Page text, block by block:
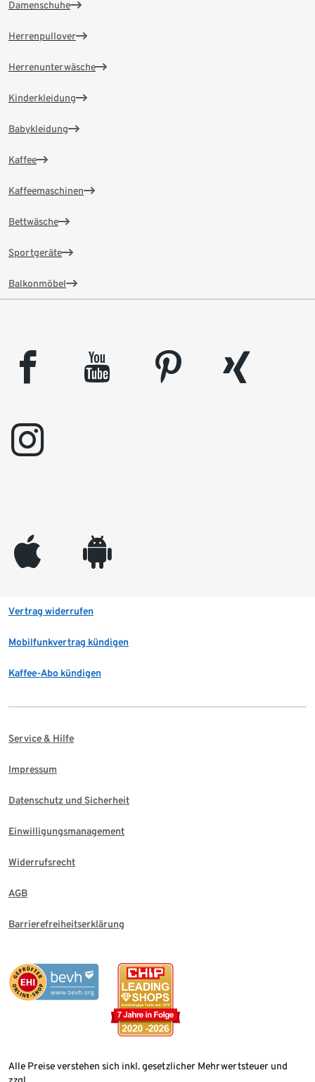
Damenschuhe
Herrenpullover
Herrenunterwäsche
Kinderkleidung
Babykleidung
Kaffee
Kaffeemaschinen
Bettwäsche
Sportgeräte
Balkonmöbel
facebook youtube pinterest
xing
instagram
appleinc android
Vertrag widerrufen
Mobilfunkvertrag kündigen
Kaffee-Abo kündigen
Service & Hilfe
Impressum
Datenschutz und Sicherheit
Einwilligungsmanagement
Widerrufsrecht
AGB
Barrierefreiheitserklärung
Alle Preise verstehen sich inkl. gesetzlicher Mehrwertsteuer und